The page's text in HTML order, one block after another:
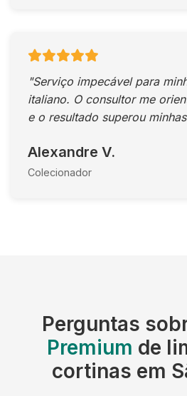
"Serviço impecável para
italiano. O consultor me
e o resultado superou
Alexandre V.
Colecionador
Perguntas
Premium de
cortinas em